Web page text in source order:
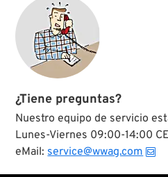
Standard).
¿Tiene preguntas?
Nuestro equipo de servicio
Lunes-Viernes 09:00-14:00
eMail: service@wwag.com